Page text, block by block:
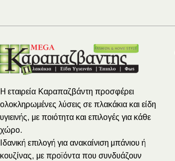
Η εταιρεία Καραπαζβάντη προσφέρει
ολοκληρωμένες λύσεις σε πλακάκια και είδη
υγιεινής, με ποιότητα και επιλογές για κάθε
χώρο.
Ιδανική επιλογή για ανακαίνιση μπάνιου ή
κουζίνας, με προϊόντα που συνδυάζουν